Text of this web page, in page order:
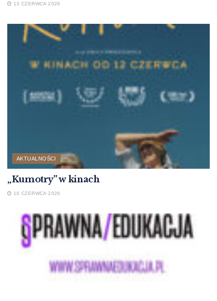
13 CZERWCA 2026
AKTUALNOŚCI
„Kumotry” w kinach
10 CZERWCA 2026